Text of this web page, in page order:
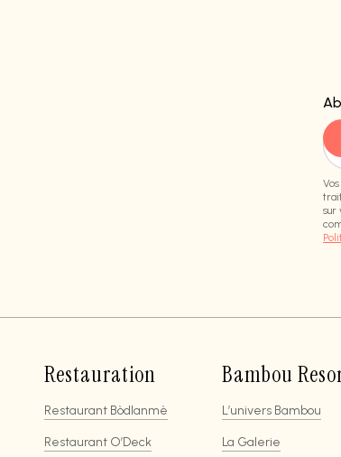
sur
Restauration
Restaurant Bòdlanmè
Restaurant O’Deck
Bambou
L’univers Bambou
La Galerie